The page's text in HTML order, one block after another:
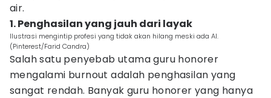
air.
1. Penghasilan yang jauh dari layak
Ilustrasi mengintip profesi yang tidak akan hilang meski ada AI.
(Pinterest/Farid Candra)
Salah satu penyebab utama guru honorer
mengalami burnout adalah penghasilan yang
sangat rendah. Banyak guru honorer yang hanya